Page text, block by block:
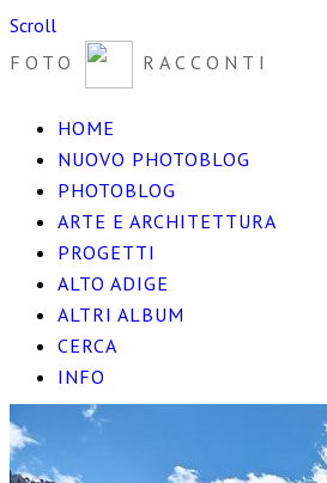
Scroll
FOTO
RACCONTI
HOME
NUOVO PHOTOBLOG
PHOTOBLOG
ARTE E ARCHITETTURA
PROGETTI
ALTO ADIGE
ALTRI ALBUM
CERCA
INFO